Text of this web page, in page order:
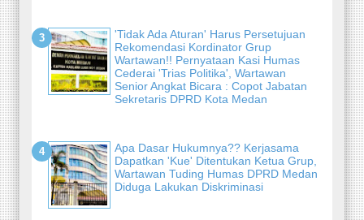
'Tidak Ada Aturan' Harus Persetujuan
Rekomendasi Kordinator Grup
Wartawan!! Pernyataan Kasi Humas
Cederai 'Trias Politika', Wartawan
Senior Angkat Bicara : Copot Jabatan
Sekretaris DPRD Kota Medan
Apa Dasar Hukumnya?? Kerjasama
Dapatkan 'Kue' Ditentukan Ketua Grup,
Wartawan Tuding Humas DPRD Medan
Diduga Lakukan Diskriminasi